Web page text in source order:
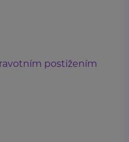
postižením